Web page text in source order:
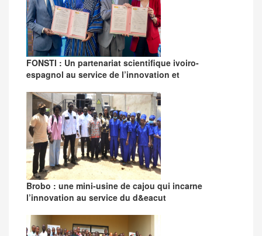
FONSTI : Un partenariat scientifique ivoiro-
espagnol au service de l’innovation et
Brobo : une mini-usine de cajou qui incarne
l’innovation au service du d&eacut